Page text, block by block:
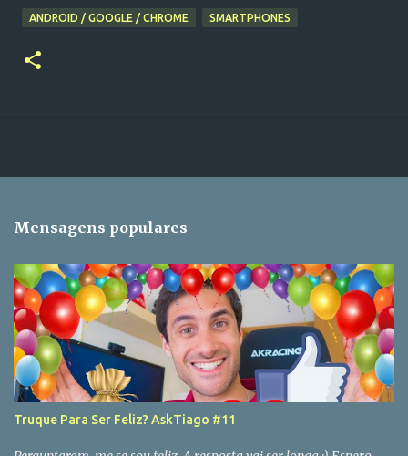
ANDROID / GOOGLE / CHROME SMARTPHONES
Mensagens populares
Truque Para Ser Feliz? AskTiago #11